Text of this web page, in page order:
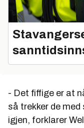
- Det fiffige er at
så trekker de
igjen, forklarer